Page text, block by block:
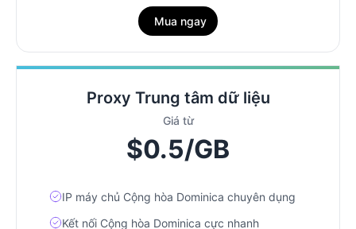
Mua ngay
Proxy Trung tâm dữ liệu
Giá từ
$0.5/GB
IP máy chủ Cộng hòa Dominica chuyên dụng
Kết nối Cộng hòa Dominica cực nhanh